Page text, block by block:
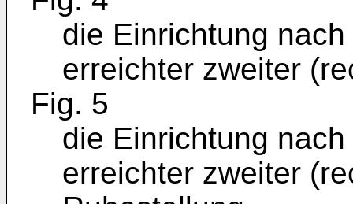
die Einrichtung
erreichter zweiter
Fig. 5
die Einrichtung
erreichter zweiter